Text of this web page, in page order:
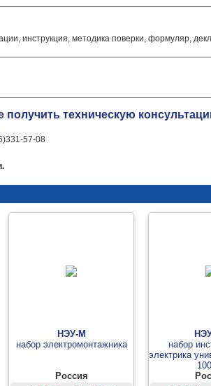
инструкция, методика поверки, формуляр,
получить техническую
57-08
НЭУ-М
набор электромонтажника
Россия
набор
электрика